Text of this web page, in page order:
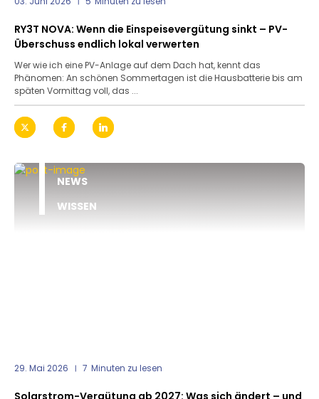
RY3T NOVA: Wenn die Einspeisevergütung sinkt – PV-
Überschuss endlich lokal verwerten
Wer wie ich eine PV-Anlage auf dem Dach hat, kennt das
Phänomen: An schönen Sommertagen ist die Hausbatterie bis am
späten Vormittag voll, das ...
NEWS
WISSEN
29. Mai 2026 7 Minuten zu lesen
Solarstrom-Vergütung ab 2027: Was sich ändert – und